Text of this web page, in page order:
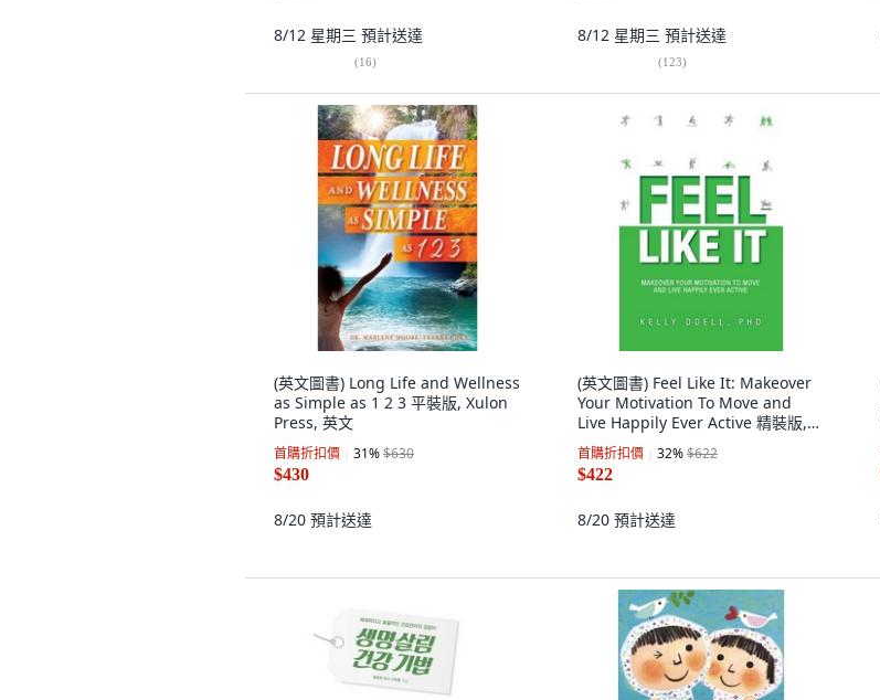
8/12 星期三 預計送達
(16)
8/12 星期三 預計送達
(123)
(英文圖書) Long Life and Wellness
as Simple as 1 2 3 平裝版, Xulon
Press, 英文
首購折扣價 31%$630
$430
8/20 預計送達
(英文圖書) Feel Like It: Makeover
Your Motivation To Move and
Live Happily Ever Active 精裝版,
FriesenPress, 英文
首購折扣價 32%$622
$422
8/20 預計送達